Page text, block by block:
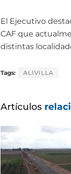
El Ejecutivo
CAF que
distintas
Tags: ALIVILLA
Artículos